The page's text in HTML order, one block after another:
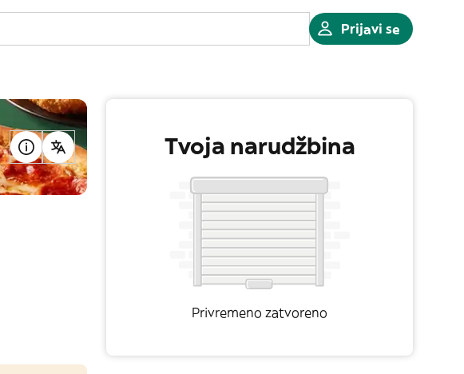
Prijavi se
Tvoja narudžbina
Privremeno zatvoreno